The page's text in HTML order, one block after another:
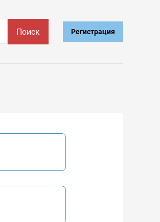
Поиск Регистрация